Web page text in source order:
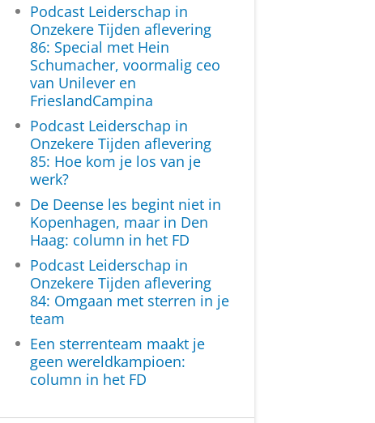
Podcast Leiderschap in
Onzekere Tijden aflevering
86: Special met Hein
Schumacher, voormalig ceo
van Unilever en
FrieslandCampina
Podcast Leiderschap in
Onzekere Tijden aflevering
85: Hoe kom je los van je
werk?
De Deense les begint niet in
Kopenhagen, maar in Den
Haag: column in het FD
Podcast Leiderschap in
Onzekere Tijden aflevering
84: Omgaan met sterren in je
team
Een sterrenteam maakt je
geen wereldkampioen:
column in het FD